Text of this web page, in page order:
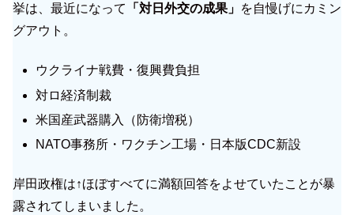
挙は、最近になって
「対日外交の成果」 を自慢げにカミン
グアウト。
ウクライナ戦費・復興費負担
対ロ経済制裁
米国産武器購入（防衛増税）
NATO事務所・ワクチン工場・日本版CDC新設
岸田政権は↑ほぼすべてに満額回答をよせていたことが暴
露されてしまいました。